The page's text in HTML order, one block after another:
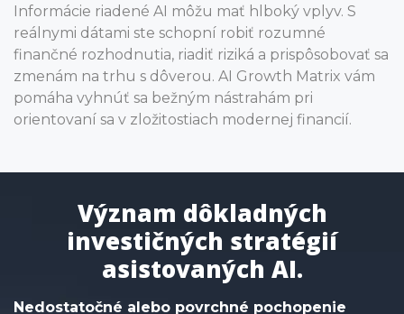
Informácie riadené AI môžu mať hlboký vplyv. S
reálnymi dátami ste schopní robiť rozumné
finančné rozhodnutia, riadiť riziká a prispôsobovať sa
zmenám na trhu s dôverou. AI Growth Matrix vám
pomáha vyhnúť sa bežným nástrahám pri
orientovaní sa v zložitostiach modernej financií.
Význam dôkladných
investičných stratégií
asistovaných AI.
Nedostatočné alebo povrchné pochopenie